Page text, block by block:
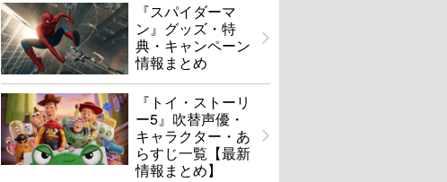
『スパイダーマ
ン』グッズ・特
典・キャンペーン
情報まとめ
『トイ・ストーリ
ー5』吹替声優・
キャラクター・あ
らすじ一覧【最新
情報まとめ】